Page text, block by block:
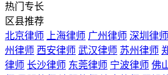
热门专长
区县推荐
北京律师
上海律师 广州律师 深圳律师
州律师 西安律师 武汉律师 苏州律师
律师 长沙律师 东莞律师 宁波律师 佛